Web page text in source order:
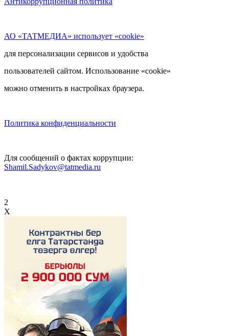
АО «ТАТМЕДИА» использует «cookie»
для персонализации сервисов и удобства
пользователей сайтом. Использование «cookie»
можно отменить в настройках браузера.
Политика конфиденциальности
Для сообщений о фактах коррупции:
Shamil.Sadykov@tatmedia.ru
2
X